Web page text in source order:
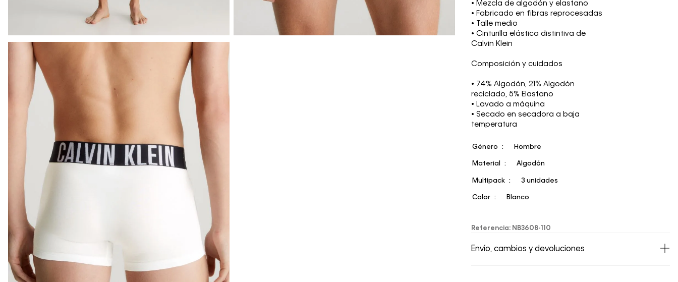
• Mezcla de algodón y elastano
• Fabricado en fibras reprocesadas
• Talle medio
• Cinturilla elástica distintiva de
Calvin Klein
Composición y cuidados
• 74% Algodón, 21% Algodón
reciclado, 5% Elastano
• Lavado a máquina
• Secado en secadora a baja
temperatura
Género Hombre
Material Algodón
Multipack 3 unidades
Color Blanco
Referencia: NB3608-110
Envío, cambios y devoluciones